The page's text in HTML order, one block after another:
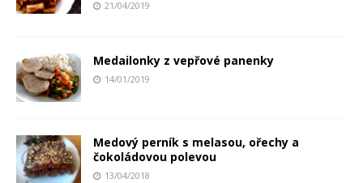
21/04/2019
Medailonky z vepřové panenky
14/01/2019
Medový perník s melasou, ořechy a
čokoládovou polevou
13/04/2018